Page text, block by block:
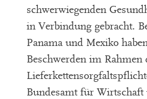
schwerwiegenden
in Verbindung gebracht.
Panama und Mexiko
Beschwerden im Rahmen
Bundesamt für Wirtschaft